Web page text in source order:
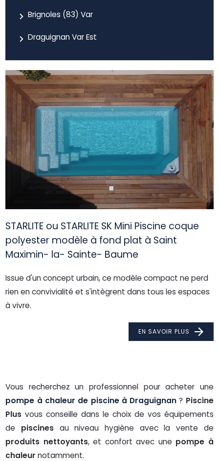
Brignoles (83) Var
Draguignan Var Est
STARLITE ou STARLITE SK Mini Piscine coque
polyester modèle à fond plat à Saint
Maximin- la- Sainte- Baume
Issue d'un concept urbain, ce modèle compact ne perd
rien en convivialité et s'intègrent dans tous les espaces
à vivre.
EN SAVOIR PLUS
Vous recherchez un professionnel pour acheter une
pompe à chaleur de piscine à Draguignan ? Piscine
Plus vous conseille dans le choix de vos équipements
de piscinesau niveau hygiène avec la vente de
produits nettoyants, et confort avec une pompe à
chaleur notamment.